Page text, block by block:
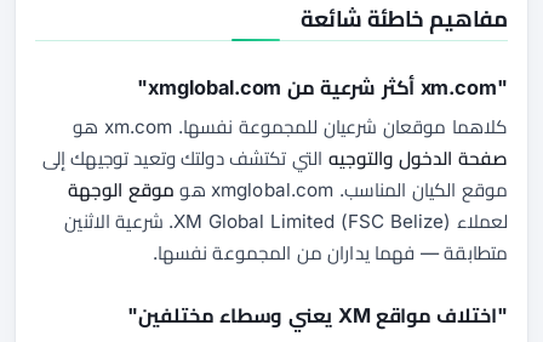
مفاهيم خاطئة شائعة
"xm.com أكثر شرعية من xmglobal.com"
كلاهما موقعان شرعيان للمجموعة نفسها. xm.com هو
صفحة الدخول والتوجيه التي تكتشف دولتك وتعيد توجيهك إلى
موقع الكيان المناسب. xmglobal.com هو
موقع الوجهة
لعملاء XM Global Limited (FSC Belize). شرعية الاثنين
متطابقة — فهما يداران من المجموعة نفسها.
"اختلاف مواقع XM يعني وسطاء مختلفين"